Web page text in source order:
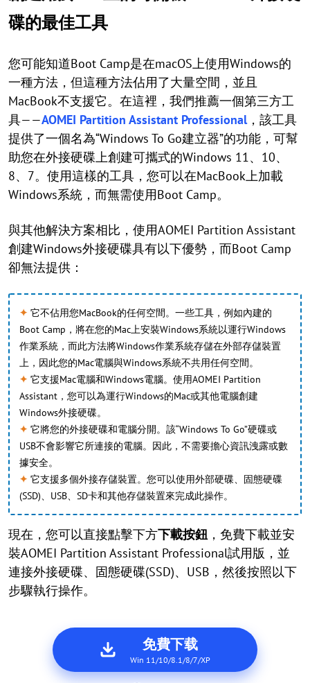
碟的最佳工具
您可能知道Boot Camp是在macOS上使用Windows的
一種方法，但這種方法佔用了大量空間，並且
MacBook不支援它。在這裡，我們推薦一個第三方工
具——AOMEI Partition Assistant Professional，該工具
提供了一個名為“Windows To Go建立器”的功能，可幫
助您在外接硬碟上創建可攜式的Windows 11、10、
8、7。使用這樣的工具，您可以在MacBook上加載
Windows系統，而無需使用Boot Camp。
與其他解決方案相比，使用AOMEI Partition Assistant
創建Windows外接硬碟具有以下優勢，而Boot Camp
卻無法提供：
✦ 它不佔用您MacBook的任何空間。一些工具，例如內建的
Boot Camp，將在您的Mac上安裝Windows系統以運行Windows
作業系統，而此方法將Windows作業系統存儲在外部存儲裝置
上，因此您的Mac電腦與Windows系統不共用任何空間。
✦ 它支援Mac電腦和Windows電腦。使用AOMEI Partition
Assistant，您可以為運行Windows的Mac或其他電腦創建
Windows外接硬碟。
✦ 它將您的外接硬碟和電腦分開。該“Windows To Go”硬碟或
USB不會影響它所連接的電腦。因此，不需要擔心資訊洩露或數
據安全。
✦ 它支援多個外接存儲裝置。您可以使用外部硬碟、固態硬碟
(SSD)、USB、SD卡和其他存儲裝置來完成此操作。
現在，您可以直接點擊下方下載按鈕 ，免費下載並安
裝AOMEI Partition Assistant Professional試用版，並
連接外接硬碟、固態硬碟(SSD)、USB，然後按照以下
步驟執行操作。
免費下载
Win 11/10/8.1/8/7/XP